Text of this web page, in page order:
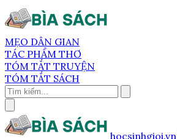
MẸO DÂN GIAN
TÁC PHẨM THƠ
TÓM TẮT TRUYỆN
TÓM TẮT SÁCH
hocsinhgioi.vn